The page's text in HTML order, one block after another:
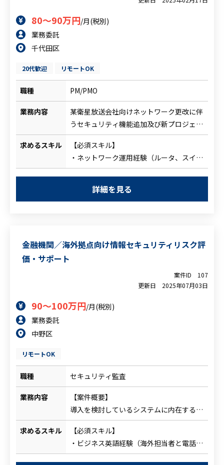
80～90万円/月(税別)
業務委託
千代田区
20代歓迎 リモートOK
職種 PM/PMO
業務内容
某衛星放送会社向けネットワーク更改に伴
うセキュリティ機能追加及び新プロジェク
ト提案・管理サポート。
・セキュリティに関してのPoC（提案内容
検証）
・プロジェクト内の課題管理
・（セキュリティソリューション）ベン
ダーとの折衝・調整
・ドキュメント作成
求めるスキル
【必須スキル】
・ネットワーク運用経験（ルータ、スイッ
チ設定経験）
・ベンダー折衝経験
・コーデックの知識
詳細を見る
金融機関／海外拠点向け情報セキュリティリスク評
価・サポート
案件ID
107
更新日
2025年07月03日
90～100万円/月(税別)
業務委託
中野区
リモートOK
職種 セキュリティ監査
業務内容
【案件概要】
導入を検討しているシステムに内在するセ
キュリティリスクの有無を評価する業務。
海外拠点向けのチームに所属して、セキュ
リティガイドラインに基づいてリスク評価
をし、レポートを作成いただきます。※基
求めるスキル
【必須スキル】
・ビジネス英語経験（海外担当者と電話や
Web会議で直接やり取りする機会がありま